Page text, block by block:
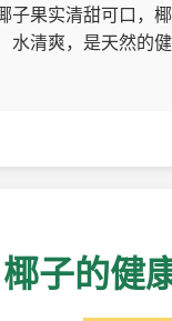
子果实清甜可口，
水清爽，是天然的健
椰子的健